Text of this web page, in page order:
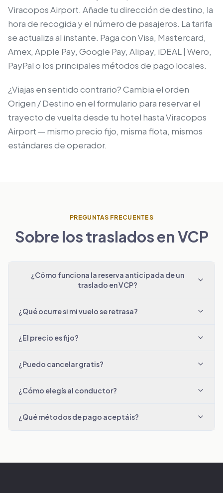
Viracopos Airport. Añade tu dirección de destino, la
hora de recogida y el número de pasajeros. La tarifa
se actualiza al instante. Paga con Visa, Mastercard,
Amex, Apple Pay, Google Pay, Alipay, iDEAL | Wero,
PayPal o los principales métodos de pago locales.
¿Viajas en sentido contrario? Cambia el orden
Origen / Destino en el formulario para reservar el
trayecto de vuelta desde tu hotel hasta Viracopos
Airport — mismo precio fijo, misma flota, mismos
estándares de operador.
PREGUNTAS FRECUENTES
Sobre los traslados en VCP
¿Cómo funciona la reserva anticipada de un
traslado en VCP?
¿Qué ocurre si mi vuelo se retrasa?
¿El precio es fijo?
¿Puedo cancelar gratis?
¿Cómo elegís al conductor?
¿Qué métodos de pago aceptáis?